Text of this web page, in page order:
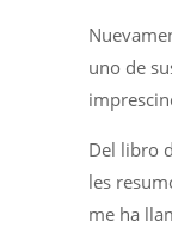
uno de
Del libro
les
me ha